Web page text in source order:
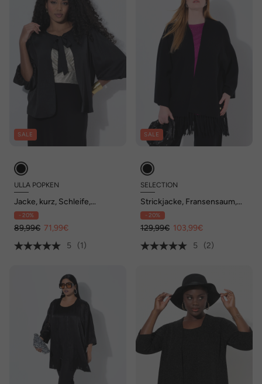
SALE
ULLA POPKEN
Jacke, kurz, Schleife,
Rundhals, weiter 3/4-Arm
- 20%
89,99€ 71,99€
5
(1)
SALE
SELECTION
Strickjacke, Fransensaum,
ohne Verschluss, Langarm
- 20%
129,99€ 103,99€
5
(2)